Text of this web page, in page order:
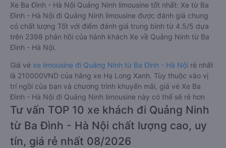
Xe Ba Đình - Hà Nội Quảng Ninh limousine tốt nhất: Xe từ Ba
Đình - Hà Nội đi Quảng Ninh limousine được đánh giá chung
có chất lượng Tốt với điểm đánh giá trung bình từ 4.5/5 dựa
trên 2398 phản hồi của hành khách Xe về Quảng Ninh từ Ba
Đình - Hà Nội.
Giá vé xe limousine đi Quảng Ninh từ Ba Đình - Hà Nội rẻ nhất
là 210000VND của hãng xe Hạ Long Xanh. Tùy thuộc vào vị
trí ngồi của bạn và chương trình khuyến mãi, giá vé Xe Ba
Đình - Hà Nội đi Quảng Ninh limousine này có thể sẽ rẻ hơn
Tư vấn TOP 10 xe khách đi Quảng Ninh
từ Ba Đình - Hà Nội chất lượng cao, uy
tín, giá rẻ nhất 08/2026